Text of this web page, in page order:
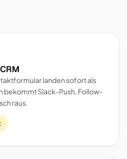
landen sofort als
bekommt Slack-Push, Follow-
raus.